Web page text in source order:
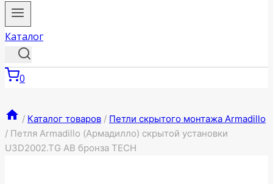
Каталог
0
/ Каталог товаров / Петли скрытого монтажа Armadillo
/ Петля Armadillo (Армадилло) скрытой установки
U3D2002.TG AB бронза TECH